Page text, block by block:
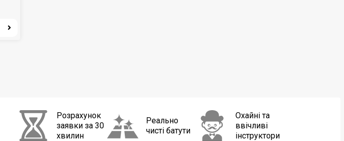
Розрахунок
заявки за 30
хвилин
Реально
чисті батути
Охайні та
ввічливі
інструктори